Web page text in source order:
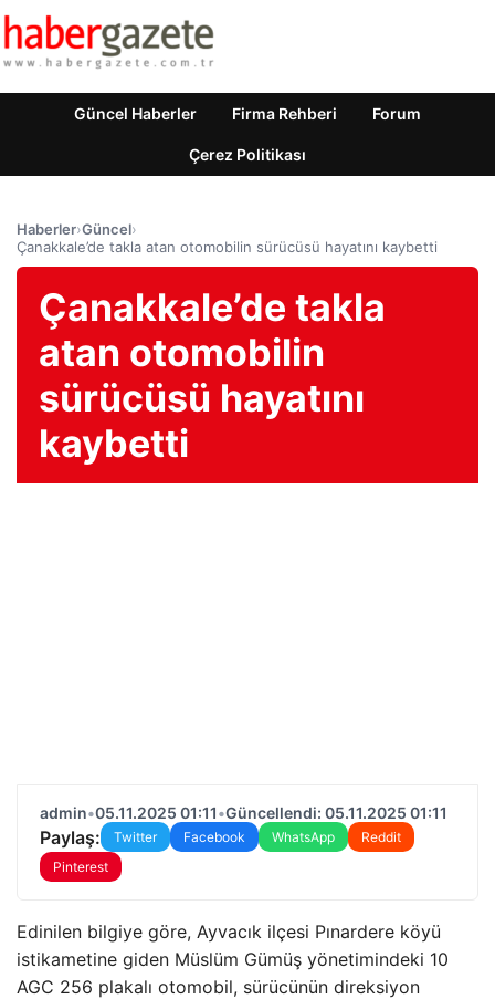
Güncel Haberler Firma Rehberi Forum
Çerez Politikası
Haberler›Güncel›
Çanakkale’de takla atan otomobilin sürücüsü hayatını kaybetti
Çanakkale’de takla
atan otomobilin
sürücüsü hayatını
kaybetti
admin•05.11.2025 01:11•Güncellendi: 05.11.2025 01:11
Paylaş: Twitter Facebook WhatsApp
Reddit
Pinterest
Edinilen bilgiye göre, Ayvacık ilçesi Pınardere köyü
istikametine giden Müslüm Gümüş yönetimindeki 10
AGC 256 plakalı otomobil, sürücünün direksiyon